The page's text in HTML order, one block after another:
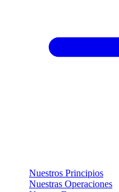
Nuestros Principios
Nuestras Operaciones